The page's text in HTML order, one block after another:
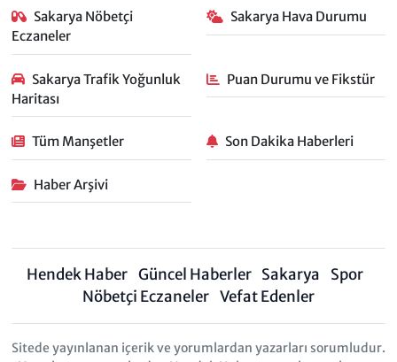
Sakarya Nöbetçi
Eczaneler
Sakarya Hava Durumu
Sakarya Trafik Yoğunluk
Haritası
Puan Durumu ve Fikstür
Tüm Manşetler Son Dakika Haberleri
Haber Arşivi
Hendek Haber Güncel Haberler Sakarya
Spor
Nöbetçi Eczaneler Vefat Edenler
Sitede yayınlanan içerik ve yorumlardan yazarları sorumludur.